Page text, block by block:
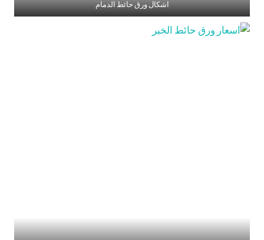
اشكال ورق حائط الدمام